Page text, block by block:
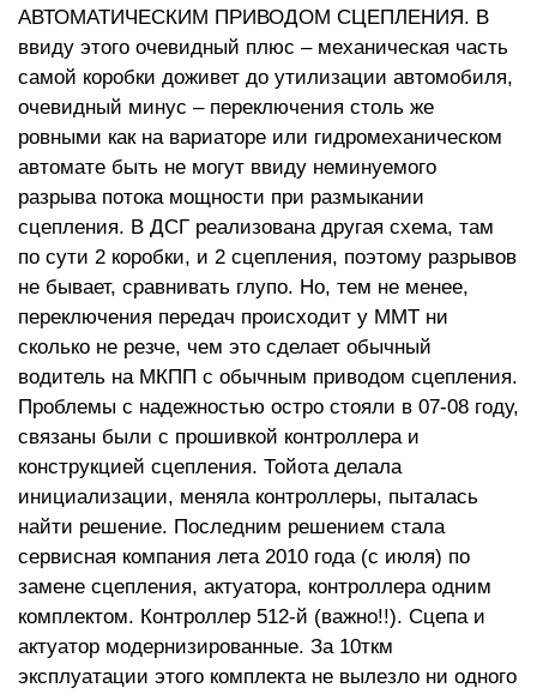
АВТОМАТИЧЕСКИМ ПРИВОДОМ СЦЕПЛЕНИЯ. В
ввиду этого очевидный плюс – механическая часть
самой коробки доживет до утилизации автомобиля,
очевидный минус – переключения столь же
ровными как на вариаторе или гидромеханическом
автомате быть не могут ввиду неминуемого
разрыва потока мощности при размыкании
сцепления. В ДСГ реализована другая схема, там
по сути 2 коробки, и 2 сцепления, поэтому разрывов
не бывает, сравнивать глупо. Но, тем не менее,
переключения передач происходит у ММТ ни
сколько не резче, чем это сделает обычный
водитель на МКПП с обычным приводом сцепления.
Проблемы с надежностью остро стояли в 07-08 году,
связаны были с прошивкой контроллера и
конструкцией сцепления. Тойота делала
инициализации, меняла контроллеры, пыталась
найти решение. Последним решением стала
сервисная компания лета 2010 года (с июля) по
замене сцепления, актуатора, контроллера одним
комплектом. Контроллер 512-й (важно!!). Сцепа и
актуатор модернизированные. За 10ткм
эксплуатации этого комплекта не вылезло ни одного